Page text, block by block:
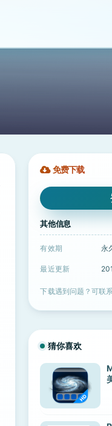
免费下载
其他信息
有效期 永
最近更新
下载遇到问题？可联
猜你喜欢